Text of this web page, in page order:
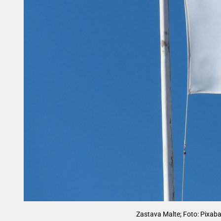
Zastava Malte; Foto: